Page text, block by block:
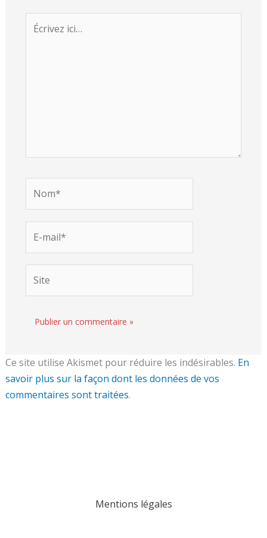
Écrivez
ici…
mail*
Ce site utilise Akismet pour réduire les indésirables. En
savoir plus sur la façon dont les données de vos
commentaires sont traitées.
Mentions légales